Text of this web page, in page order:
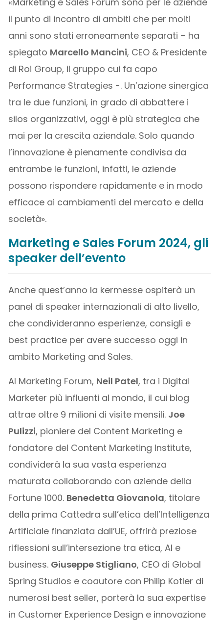
il punto di incontro di ambiti che per molti
anni sono stati erroneamente separati – ha
spiegato Marcello Mancini, CEO & Presidente
di Roi Group, il gruppo cui fa capo
Performance Strategies -. Un’azione sinergica
tra le due funzioni, in grado di abbattere i
silos organizzativi, oggi è più strategica che
mai per la crescita aziendale. Solo quando
l’innovazione è pienamente condivisa da
entrambe le funzioni, infatti, le aziende
possono rispondere rapidamente e in modo
efficace ai cambiamenti del mercato e della
società».
Marketing e Sales Forum 2024, gli
speaker dell’evento
Anche quest’anno la kermesse ospiterà un
panel di speaker internazionali di alto livello,
che condivideranno esperienze, consigli e
best practice per avere successo oggi in
ambito Marketing and Sales.
Al Marketing Forum, Neil Patel, tra i Digital
Marketer più influenti al mondo, il cui blog
attrae oltre 9 milioni di visite mensili. Joe
Pulizzi, pioniere del Content Marketing e
fondatore del Content Marketing Institute,
condividerà la sua vasta esperienza
maturata collaborando con aziende della
Fortune 1000. Benedetta Giovanola, titolare
della prima Cattedra sull’etica dell’Intelligenza
Artificiale finanziata dall’UE, offrirà preziose
riflessioni sull’intersezione tra etica, AI e
business. Giuseppe Stigliano, CEO di Global
Spring Studios e coautore con Philip Kotler di
numerosi best seller, porterà la sua expertise
in Customer Experience Design e innovazione